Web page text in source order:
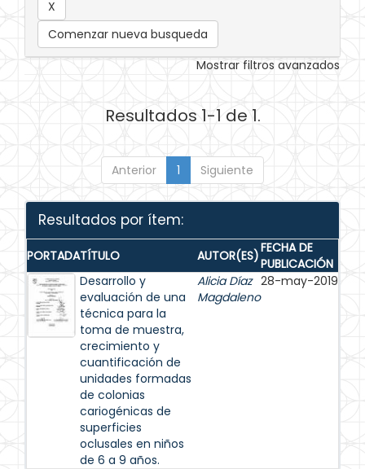
Comenzar nueva busqueda
Mostrar filtros avanzados
Resultados 1-1 de 1.
Anterior 1 Siguiente
Resultados por ítem:
PORTADATÍTULO AUTOR(ES)FECHA DE
PUBLICACIÓN
Desarrollo y
evaluación de una
técnica para la
toma de muestra,
crecimiento y
cuantificación de
unidades formadas
de colonias
cariogénicas de
superficies
oclusales en niños
de 6 a 9 años.
Alicia Díaz
Magdaleno
28-may-2019